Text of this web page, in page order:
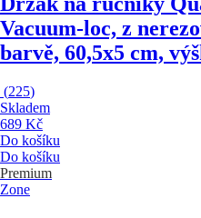
Vacuum-loc, z
barvě, 60,5x5 cm,
(225)
Skladem
689 Kč
Do košíku
Do košíku
Premium
Zone